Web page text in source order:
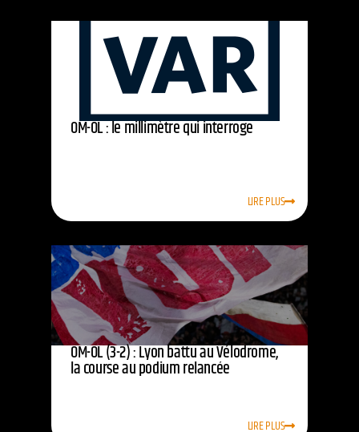
OM-OL : le millimètre qui interroge
LIRE PLUS
OM-OL (3-2) : Lyon battu au Vélodrome,
la course au podium relancée
LIRE PLUS